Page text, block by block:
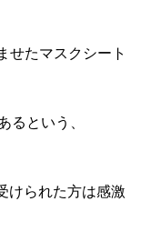
せたマスクシート
るという、
けられた方は感激